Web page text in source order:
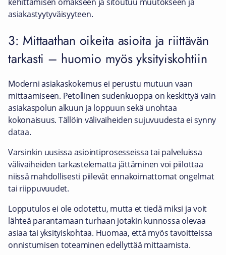
kehittämisen omakseen ja sitoutuu muutokseen ja
asiakastyytyväisyyteen.
3: Mittaathan oikeita asioita ja riittävän
tarkasti – huomio myös yksityiskohtiin
Moderni asiakaskokemus ei perustu mutuun vaan
mittaamiseen. Petollinen sudenkuoppa on keskittyä vain
asiakaspolun alkuun ja loppuun sekä unohtaa
kokonaisuus. Tällöin välivaiheiden sujuvuudesta ei synny
dataa.
Varsinkin uusissa asiointiprosesseissa tai palveluissa
välivaiheiden tarkastelematta jättäminen voi piilottaa
niissä mahdollisesti piilevät ennakoimattomat ongelmat
tai riippuvuudet.
Lopputulos ei ole odotettu, mutta et tiedä miksi ja voit
lähteä parantamaan turhaan jotakin kunnossa olevaa
asiaa tai yksityiskohtaa. Huomaa, että myös tavoitteissa
onnistumisen toteaminen edellyttää mittaamista.